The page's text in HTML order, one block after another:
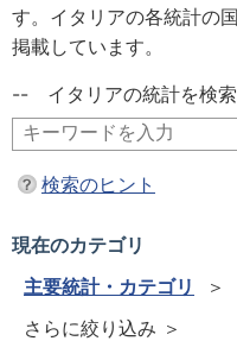
す。イタリアの各統計の
掲載しています。
-- イタリアの統計を検
検索のヒント
現在のカテゴリ
主要統計・カテゴリ
＞
さらに絞り込み ＞